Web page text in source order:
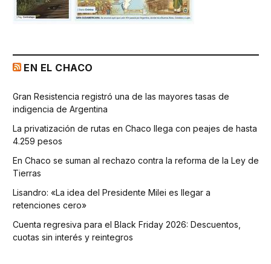
EN EL CHACO
Gran Resistencia registró una de las mayores tasas de
indigencia de Argentina
La privatización de rutas en Chaco llega con peajes de hasta
4.259 pesos
En Chaco se suman al rechazo contra la reforma de la Ley de
Tierras
Lisandro: «La idea del Presidente Milei es llegar a
retenciones cero»
Cuenta regresiva para el Black Friday 2026: Descuentos,
cuotas sin interés y reintegros